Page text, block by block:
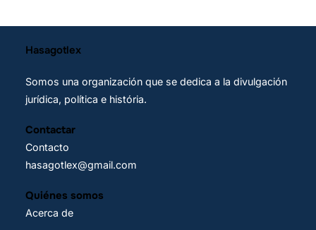
Hasagotlex
Somos una organización que se dedica a la divulgación
jurídica, política e história.
Contactar
Contacto
hasagotlex@gmail.com
Quiénes somos
Acerca de